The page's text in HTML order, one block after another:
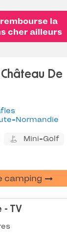
la
cher ailleurs
De
Normandie
Mini-Golf
camping
- TV